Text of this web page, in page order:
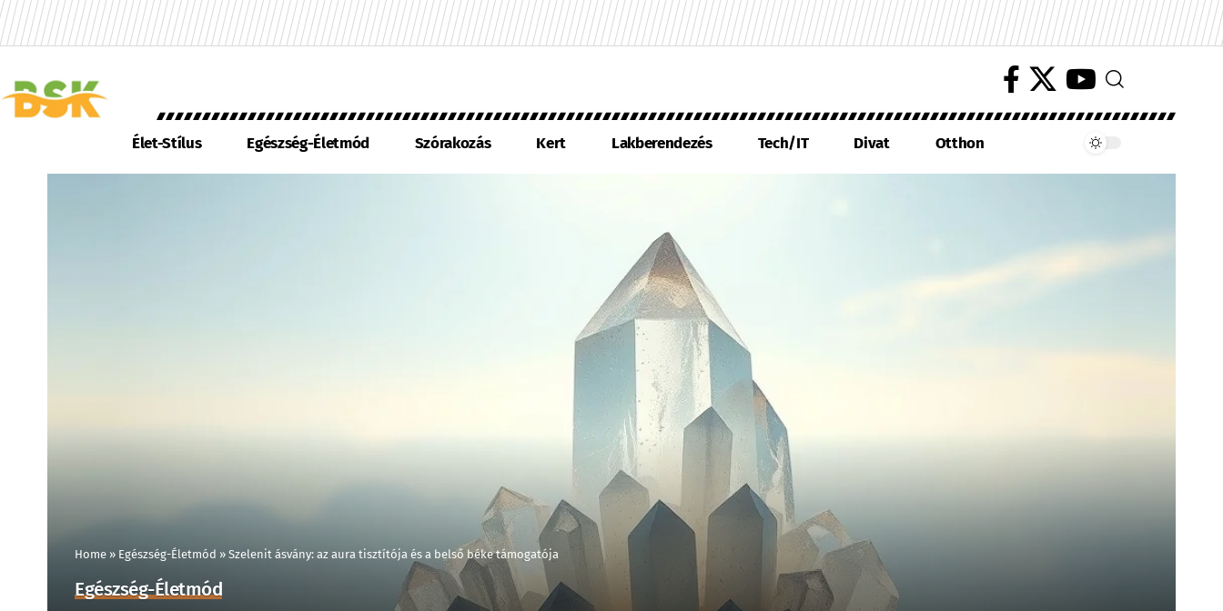
Élet-Stílus Egészség-Életmód Szórakozás Kert Lakberendezés Tech/IT Divat Otthon
Home » Egészség-Életmód » Szelenit ásvány: az aura tisztítója és a belső béke támogatója
Egészség-Életmód